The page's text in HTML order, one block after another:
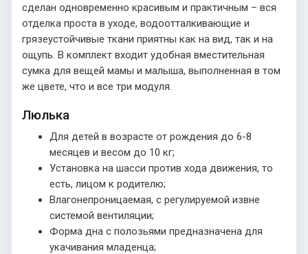
сделан одновременно красивым и практичным – вся
отделка проста в уходе, водоотталкивающие и
грязеустойчивые ткани приятны как на вид, так и на
ощупь. В комплект входит удобная вместительная
сумка для вещей мамы и малыша, выполненная в том
же цвете, что и все три модуля.
Люлька
Для детей в возрасте от рождения до 6-8
месяцев и весом до 10 кг;
Установка на шасси против хода движения, то
есть, лицом к родителю;
Влагонепроницаемая, с регулируемой извне
системой вентиляции;
Форма дна с полозьями предназначена для
укачивания младенца;